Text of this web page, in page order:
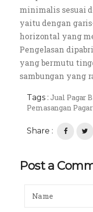
minimalis sesuai
yaitu dengan
horizontal yang
Pengelasan
yang bermutu
sambungan yang
Tags : Jual Pagar
Pemasangan Pagar
Share :
Post a